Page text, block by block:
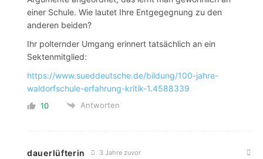
einer Schule. Wie lautet Ihre Entgegegnung zu den
anderen beiden?
Ihr polternder Umgang erinnert tatsächlich an ein
Sektenmitglied:
https://www.sueddeutsche.de/bildung/100-jahre-
waldorfschule-erfahrung-kritik-1.4588339
10 Antworten
dauerlüfterin 3 Jahre zuvor